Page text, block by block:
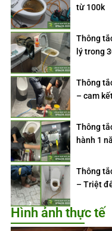
từ 100k
Thông
lý trong
Thông
– cam
Thông
hành 1
Thông
– Triệt
Hình ảnh thực tế